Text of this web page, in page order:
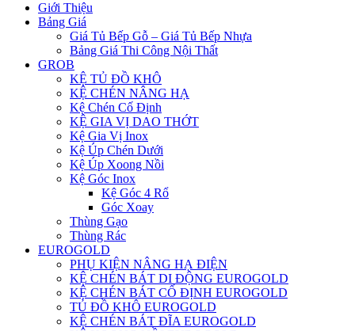
Giới Thiệu
Bảng Giá
Giá Tủ Bếp Gỗ – Giá Tủ Bếp Nhựa
Bảng Giá Thi Công Nội Thất
GROB
KỆ TỦ ĐỒ KHÔ
KỆ CHÉN NÂNG HẠ
Kệ Chén Cố Định
KỆ GIA VỊ DAO THỚT
Kệ Gia Vị Inox
Kệ Úp Chén Dưới
Kệ Úp Xoong Nồi
Kệ Góc Inox
Kệ Góc 4 Rổ
Góc Xoay
Thùng Gạo
Thùng Rác
EUROGOLD
PHỤ KIỆN NÂNG HẠ ĐIỆN
KỆ CHÉN BÁT DI ĐỘNG EUROGOLD
KỆ CHÉN BÁT CỐ ĐỊNH EUROGOLD
TỦ ĐỒ KHÔ EUROGOLD
KỆ CHÉN BÁT ĐĨA EUROGOLD